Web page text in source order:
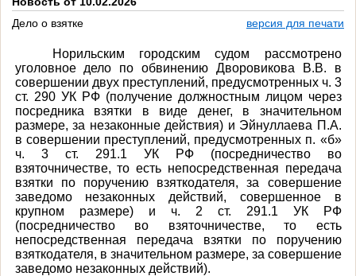
Дело о взятке
версия для печати
Норильским городским судом рассмотрено
уголовное дело по обвинению Дворовикова В.В. в
совершении двух преступлений, предусмотренных ч. 3
ст. 290 УК РФ (получение должностным лицом через
посредника взятки в виде денег, в значительном
размере, за незаконные действия) и Эйнуллаева П.А.
в совершении преступлений, предусмотренных п. «б»
ч. 3
ст. 291.1 УК РФ (посредничество во
взяточничестве, то есть непосредственная передача
взятки по поручению взяткодателя, за совершение
заведомо незаконных действий, совершенное в
крупном размере) и ч. 2 ст. 291.1 УК РФ
(посредничество во взяточничестве, то есть
непосредственная передача взятки по поручению
взяткодателя, в значительном размере, за совершение
заведомо незаконных действий).